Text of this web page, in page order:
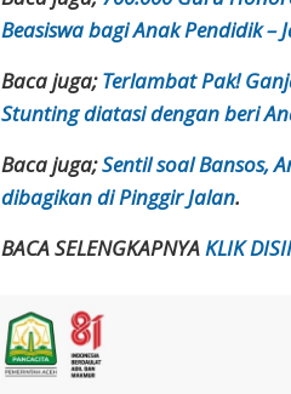
Beasiswa bagi Anak Pendidik –
Baca juga;Terlambat Pak!
Stunting diatasi dengan beri
Baca juga;Sentil soal Bansos,
dibagikan di Pinggir Jalan.
BACA SELENGKAPNYAKLIK